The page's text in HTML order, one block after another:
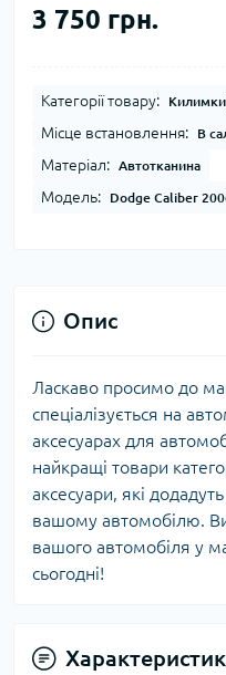
3 750 грн.
Категорії товару:
Місце встановлення: В
Матеріал: Автотканина
Модель: Dodge Caliber
Опис
Ласкаво просимо до
спеціалізується на
аксесуарах для
найкращі товари
аксесуари, які
вашому автомобілю.
вашого автомобіля у
сьогодні!